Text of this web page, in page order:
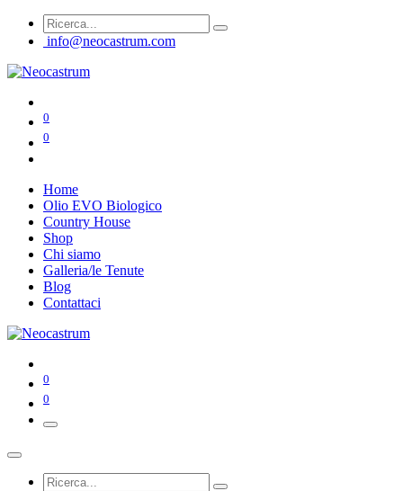
info@neocastrum.com
0
0
Home
Olio EVO Biologico
Country House
Shop
Chi siamo
Galleria/le Tenute
Blog
Contattaci
0
0